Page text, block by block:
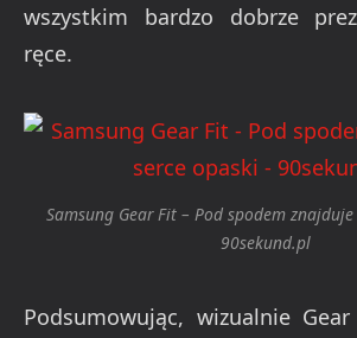
wszystkim bardzo dobrze
ręce.
Samsung Gear Fit – Pod spodem
90sekund.pl
Podsumowując, wizualnie